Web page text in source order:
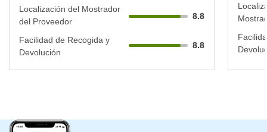
Localización del Mostrador
del Proveedor
8.8
Facilidad de Recogida y
Devolución
8.8